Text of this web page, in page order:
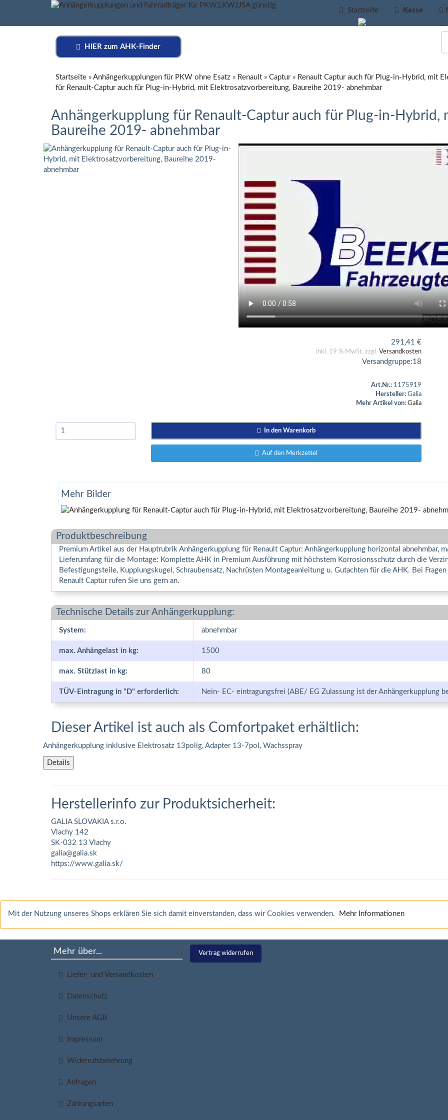
Startseite Kasse
HIER zum AHK-Finder
Startseite » Anhängerkupplungen für PKW ohne Esatz » Renault » Captur» Renault Captur auch für Plug-in-Hybrid, mit
für Renault-Captur auch für Plug-in-Hybrid, mit Elektrosatzvorbereitung, Baureihe 2019- abnehmbar
Anhängerkupplung für Renault-Captur auch für Plug-in-Hybrid,
Baureihe 2019- abnehmbar
291,41 €
inkl. 19 % MwSt. zzgl. Versandkosten
Versandgruppe:18
Art.Nr.: 1175919
Hersteller: Galia
Mehr Artikel von: Galia
In den Warenkorb
Auf den Merkzettel
Mehr Bilder
Produktbeschreibung
Premium Artikel aus der Hauptrubrik Anhängerkupplung für Renault Captur: Anhängerkupplung horizontal abnehmbar,
Lieferumfang für die Montage: Komplette AHK in Premium Ausführung mit höchstem Korrosionsschutz durch die
Befestigungsteile, Kupplungskugel, Schraubensatz, Nachrüsten Montageanleitung u. Gutachten für die AHK. Bei
Renault Captur rufen Sie uns gern an.
Technische Details zur Anhängerkupplung:
System: abnehmbar
max. Anhängelast in kg: 1500
max. Stützlast in kg: 80
TÜV-Eintragung in "D" erforderlich: Nein- EC- eintragungsfrei (ABE/ EG Zulassung ist der Anhängerkupplung
Dieser Artikel ist auch als Comfortpaket erhältlich:
Anhängerkupplung inklusive Elektrosatz 13polig, Adapter 13-7pol, Wachsspray
Details
Herstellerinfo zur Produktsicherheit:
GALIA SLOVAKIA s.r.o.
Vlachy 142
SK-032 13 Vlachy
galia@galia.sk
https://www.galia.sk/
Mit der Nutzung unseres Shops erklären Sie sich damit einverstanden, dass wir Cookies verwenden. Mehr Informationen
Mehr über...
Liefer- und Versandkosten
Datenschutz
Unsere AGB
Impressum
Widerrufsbelehrung
Anfragen
Zahlungsarten
Vertrag widerrufen